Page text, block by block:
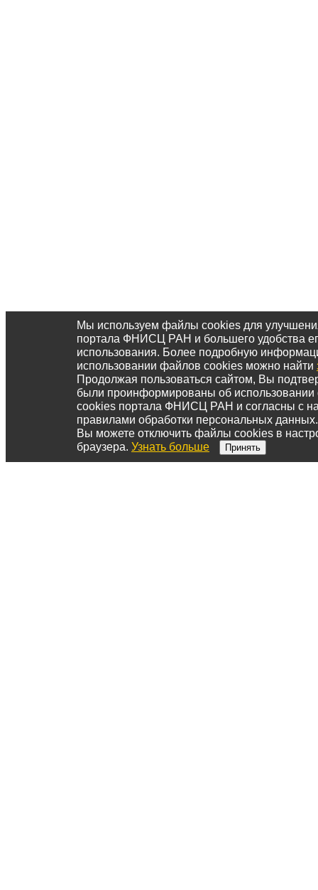
Мы используем файлы cookies для
портала ФНИСЦ РАН и большего удобства
использования. Более подробную
использовании файлов cookies можно найти
Продолжая пользоваться сайтом, Вы
были проинформированы об
cookies портала ФНИСЦ РАН и согласны с
правилами обработки персональных данных.
Вы можете отключить файлы cookies в
браузера. Узнать больше Принять